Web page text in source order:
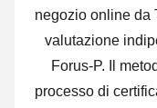
negozio online da
valutazione
Forus-P.
Il
processo di